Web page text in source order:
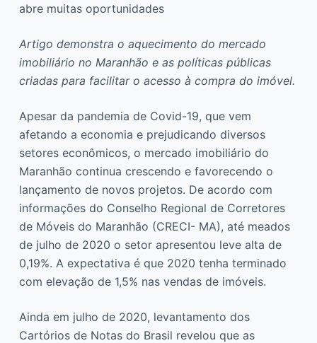
abre muitas oportunidades
Artigo demonstra o aquecimento do mercado
imobiliário no Maranhão e as políticas públicas
criadas para facilitar o acesso à compra do imóvel.
Apesar da pandemia de Covid-19, que vem
afetando a economia e prejudicando diversos
setores econômicos, o mercado imobiliário do
Maranhão continua crescendo e favorecendo o
lançamento de novos projetos. De acordo com
informações do Conselho Regional de Corretores
de Móveis do Maranhão (CRECI- MA), até meados
de julho de 2020 o setor apresentou leve alta de
0,19%. A expectativa é que 2020 tenha terminado
com elevação de 1,5% nas vendas de imóveis.
Ainda em julho de 2020, levantamento dos
Cartórios de Notas do Brasil revelou que as